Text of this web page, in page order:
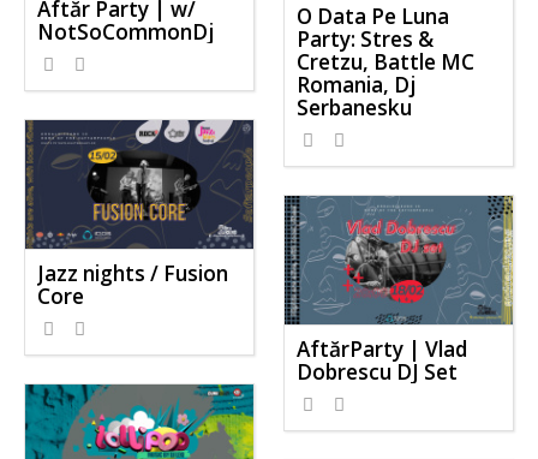
Aftăr Party | w/
NotSoCommonDj
O Data Pe Luna
Party: Stres &
Cretzu, Battle MC
Romania, Dj
Serbanesku
Jazz nights / Fusion
Core
AftărParty | Vlad
Dobrescu DJ Set